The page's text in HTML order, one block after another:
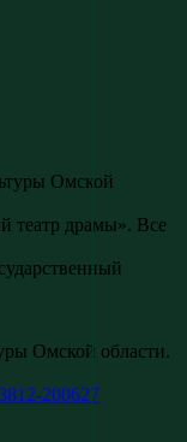
Омской
театр драмы». Все
Омской области.
200627